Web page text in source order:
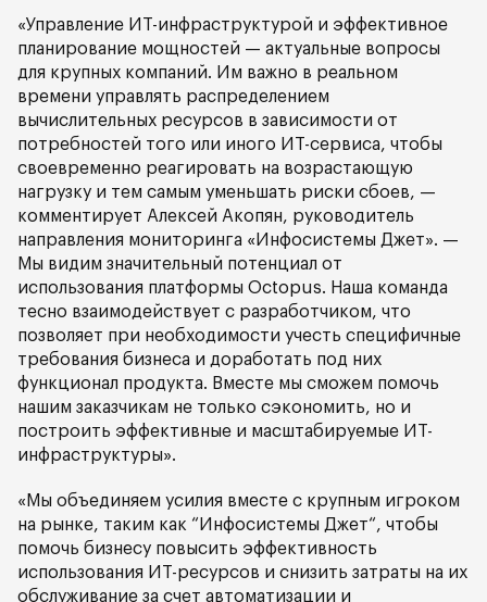
«Управление ИТ-инфраструктурой и эффективное
планирование мощностей — актуальные вопросы
для крупных компаний. Им важно в реальном
времени управлять распределением
вычислительных ресурсов в зависимости от
потребностей того или иного ИТ-сервиса, чтобы
своевременно реагировать на возрастающую
нагрузку и тем самым уменьшать риски сбоев, —
комментирует Алексей Акопян, руководитель
направления мониторинга «Инфосистемы Джет». —
Мы видим значительный потенциал от
использования платформы Octopus. Наша команда
тесно взаимодействует с разработчиком, что
позволяет при необходимости учесть специфичные
требования бизнеса и доработать под них
функционал продукта. Вместе мы сможем помочь
нашим заказчикам не только сэкономить, но и
построить эффективные и масштабируемые ИТ-
инфраструктуры».
«Мы объединяем усилия вместе с крупным игроком
на рынке, таким как “Инфосистемы Джет“, чтобы
помочь бизнесу повысить эффективность
использования ИТ-ресурсов и снизить затраты на их
обслуживание за счет автоматизации и